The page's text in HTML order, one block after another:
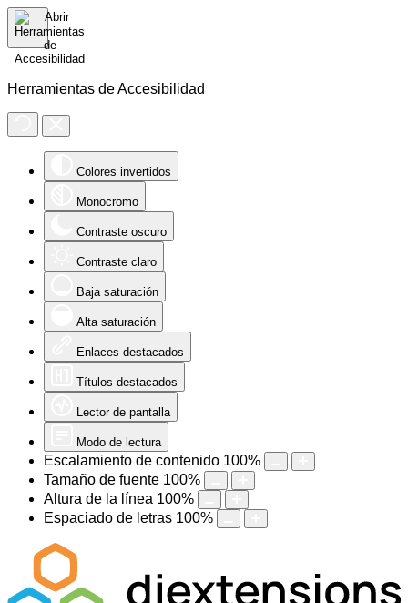
Herramientas de Accesibilidad
Colores invertidos
Monocromo
Contraste oscuro
Contraste claro
Baja saturación
Alta saturación
Enlaces destacados
Títulos destacados
Lector de pantalla
Modo de lectura
Escalamiento de contenido 100%
Tamaño de fuente 100%
Altura de la línea 100%
Espaciado de letras 100%